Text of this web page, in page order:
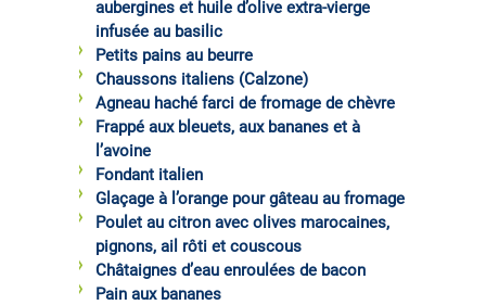
aubergines et huile d’olive extra-vierge
infusée au basilic
Petits pains au beurre
Chaussons italiens (Calzone)
Agneau haché farci de fromage de chèvre
Frappé aux bleuets, aux bananes et à
l’avoine
Fondant italien
Glaçage à l’orange pour gâteau au fromage
Poulet au citron avec olives marocaines,
pignons, ail rôti et couscous
Châtaignes d’eau enroulées de bacon
Pain aux bananes